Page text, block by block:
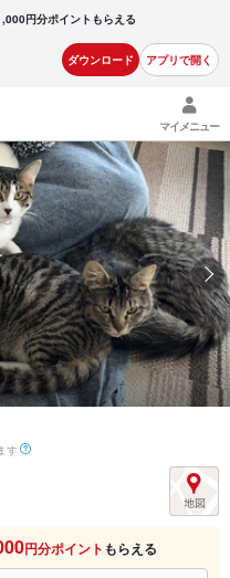
円分ポイントもらえる
ダウンロード アプリで開く
マイメニュー
す
円分ポイント もらえる